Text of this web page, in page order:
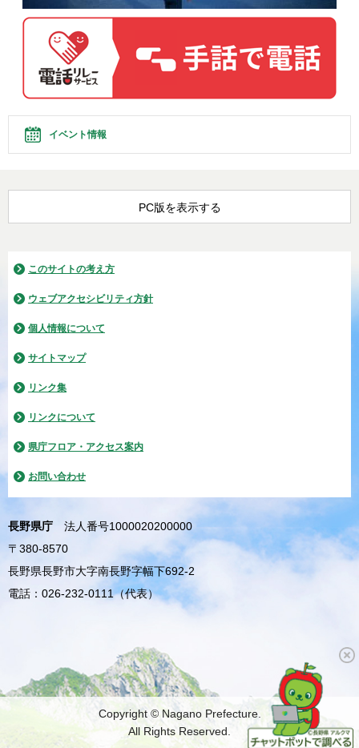
イベント情報
PC版を表示する
このサイトの考え方
ウェブアクセシビリティ方針
個人情報について
サイトマップ
リンク集
リンクについて
県庁フロア・アクセス案内
お問い合わせ
長野県庁
法人番号1000020200000
〒380-8570
長野県長野市大字南長野字幅下692-2
電話：026-232-0111（代表）
Copyright © Nagano Prefecture.
All Rights Reserved.